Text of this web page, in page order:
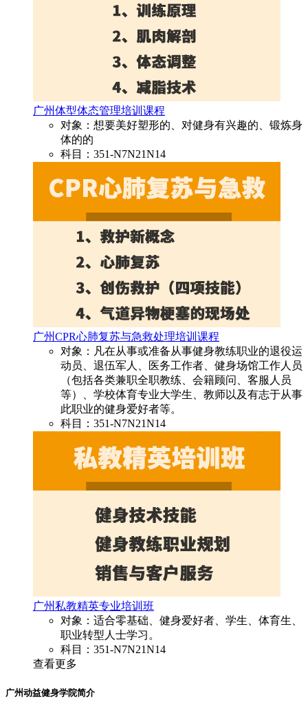
广州体型体态管理培训课程
对象：想要美好塑形的、对健身有兴趣的、锻炼身
体的的
科目：351-N7N21N14
广州CPR心肺复苏与急救处理培训课程
对象：凡在从事或准备从事健身教练职业的退役运
动员、退伍军人、医务工作者、健身场馆工作人员
（包括各类兼职全职教练、会籍顾问、客服人员
等）、学校体育专业大学生、教师以及有志于从事
此职业的健身爱好者等。
科目：351-N7N21N14
广州私教精英专业培训班
对象：适合零基础、健身爱好者、学生、体育生、
职业转型人士学习。
科目：351-N7N21N14
查看更多
广州动益健身学院简介